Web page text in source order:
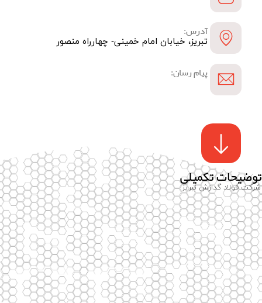
آدرس:
تبریز، خیابان امام خمینی- چهارراه منصور
پیام رسان:
توضیحات تکمیلی
شرکت فولاد گدازش تبریز